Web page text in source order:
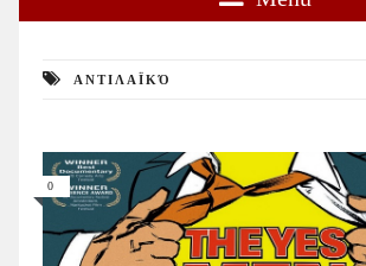
ΑΝΤΙΛΑΪΚΌ
0